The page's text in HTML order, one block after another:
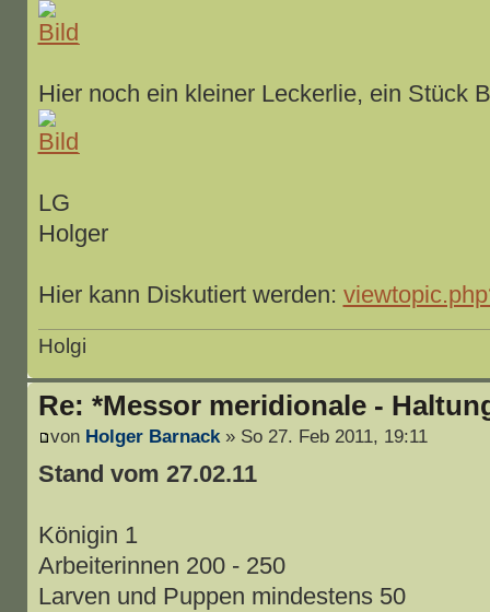
Hier noch ein kleiner Leckerlie, ein Stück
LG
Holger
Hier kann Diskutiert werden:
Holgi
Re: *Messor meridionale -
von Holger Barnack» So 27. Feb 2011, 19:11
Stand vom 27.02.11
Königin 1
Arbeiterinnen 200 - 250
Larven und Puppen mindestens 50